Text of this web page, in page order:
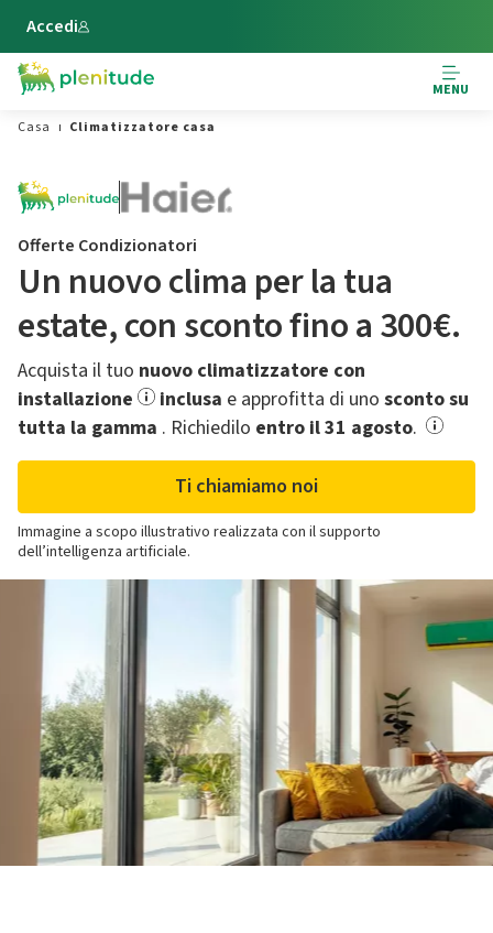
Vai al contenuto principale
Accedi
MENU
Casa
Climatizzatore casa
Offerte Condizionatori
Un nuovo clima per la tua
estate,​ con sconto fino a 300€.
Acquista il tuo nuovo climatizzatore con
installazione
inclusa e approfitta di uno sconto su
tutta la gamma .​ Richiedilo entro il 31 agosto.
Ti chiamiamo noi
Immagine a scopo illustrativo realizzata con il supporto
dell’intelligenza artificiale.